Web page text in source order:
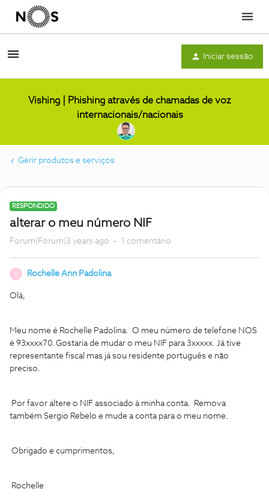
Menu
Iniciar sessão
Vishing | Phishing através de chamadas de voz
internacionais/nacionais
Gerir produtos e serviços
RESPONDIDO
alterar o meu número NIF
Forum|Forum|3 years ago 1 comentário
R Rochelle Ann Padolina
Olá,
Meu nome é Rochelle Padolina. O meu número de telefone NOS
é 93xxxx70. Gostaria de mudar o meu NIF para 3xxxxx. Já tive
representante fiscal mas já sou residente português e não
preciso.
Por favor altere o NIF associado à minha conta. Remova
também Sergio Rebelo e mude a conta para o meu nome.
Obrigado e cumprimentos,
Rochelle